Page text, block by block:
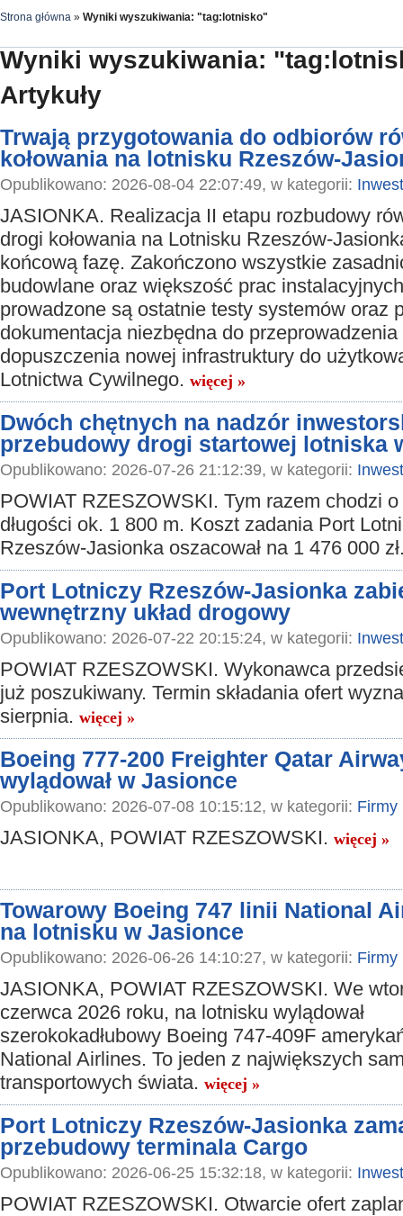
Strona główna » Wyniki wyszukiwania: "tag:lotnisko"
Wyniki wyszukiwania:
Artykuły
Trwają przygotowania do odbiorów
kołowania na lotnisku Rzeszów-
Opublikowano: 2026-08-04 22:07:49, w kategorii:
JASIONKA. Realizacja II etapu rozbudowy
drogi kołowania na Lotnisku Rzeszów-
końcową fazę. Zakończono wszystkie
budowlane oraz większość prac
prowadzone są ostatnie testy systemów oraz
dokumentacja niezbędna do
dopuszczenia nowej infrastruktury do
Lotnictwa Cywilnego. więcej »
Dwóch chętnych na nadzór
przebudowy drogi startowej lotniska
Opublikowano: 2026-07-26 21:12:39, w kategorii:
POWIAT RZESZOWSKI. Tym razem chodzi
długości ok. 1 800 m. Koszt zadania Port
Rzeszów-Jasionka oszacował na 1 476 000
Port Lotniczy Rzeszów-Jasionka
wewnętrzny układ drogowy
Opublikowano: 2026-07-22 20:15:24, w kategorii:
POWIAT RZESZOWSKI. Wykonawca
już poszukiwany. Termin składania ofert
sierpnia. więcej »
Boeing 777-200 Freighter Qatar
wylądował w Jasionce
Opublikowano: 2026-07-08 10:15:12, w kategorii: Firmy
JASIONKA, POWIAT RZESZOWSKI. więcej »
Towarowy Boeing 747 linii National
na lotnisku w Jasionce
Opublikowano: 2026-06-26 14:10:27, w kategorii: Firmy
JASIONKA, POWIAT RZESZOWSKI. We
czerwca 2026 roku, na lotnisku wylądował
szerokokadłubowy Boeing 747-409F
National Airlines. To jeden z największych
transportowych świata. więcej »
Port Lotniczy Rzeszów-Jasionka
przebudowy terminala Cargo
Opublikowano: 2026-06-25 15:32:18, w kategorii:
POWIAT RZESZOWSKI. Otwarcie ofert